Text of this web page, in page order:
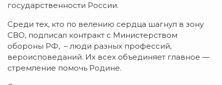
государственности России.
Среди тех, кто по велению сердца шагнул в зону
СВО, подписал контракт с Министерством
обороны РФ, – люди разных профессий,
вероисповеданий. Их всех объединяет главное —
стремление помочь Родине.